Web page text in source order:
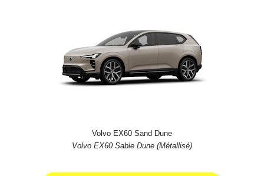
Volvo EX60 Sand Dune
Volvo EX60 Sable Dune (Métallisé)